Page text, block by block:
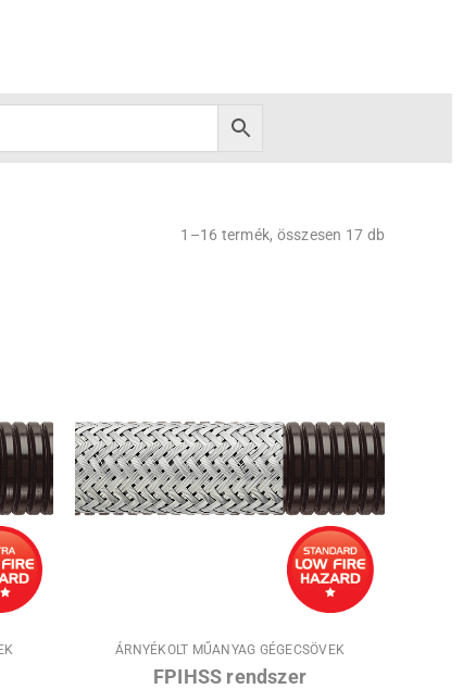
1–16 termék, összesen 17 db
ÁRNYÉKOLT MŰANYAG GÉGECSÖVEK
FPIHSS rendszer